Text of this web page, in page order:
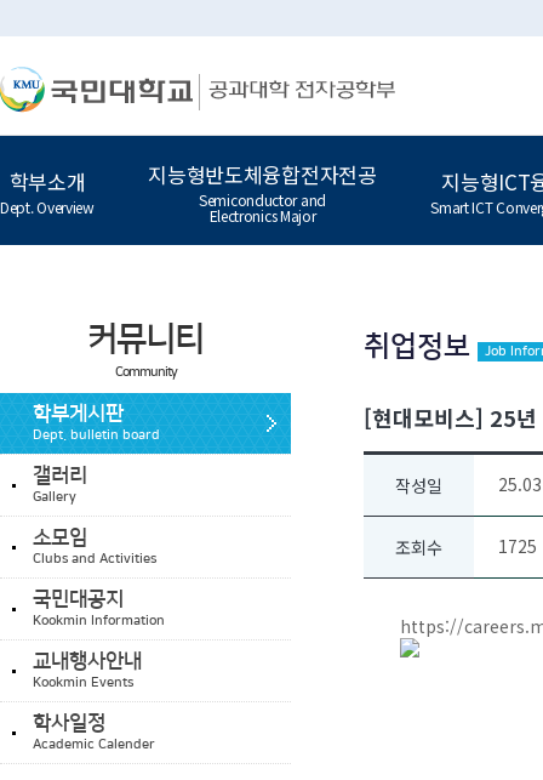
학부소개
Dept. Overview
지능형반도체융합전자전공
Semiconductor and
Electronics Major
지능형ICT
Smart ICT
커뮤니티
Community
학부게시판
Dept. bulletin board
갤러리
Gallery
소모임
Clubs and Activities
국민대공지
Kookmin Information
교내행사안내
Kookmin Events
학사일정
Academic Calender
취업정보 Job
[현대모비스] 25
작성일
조회수 1725
https://